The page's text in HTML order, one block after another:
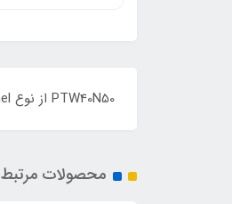
PTW40N50 از نوع N-CHannel با تحمل ولتاژ 500 ولت و جریان 46 آمپر و Rdson حداکثر 85 میلی اهم با پکیج TO-247 می باشد.
محصولات مرتبط